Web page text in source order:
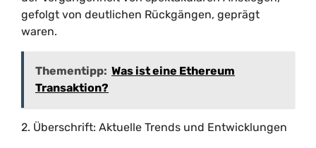
gefolgt von deutlichen Rückgängen, geprägt
waren.
Thementipp: Was ist eine Ethereum
Transaktion?
2. Überschrift: Aktuelle Trends und Entwicklungen